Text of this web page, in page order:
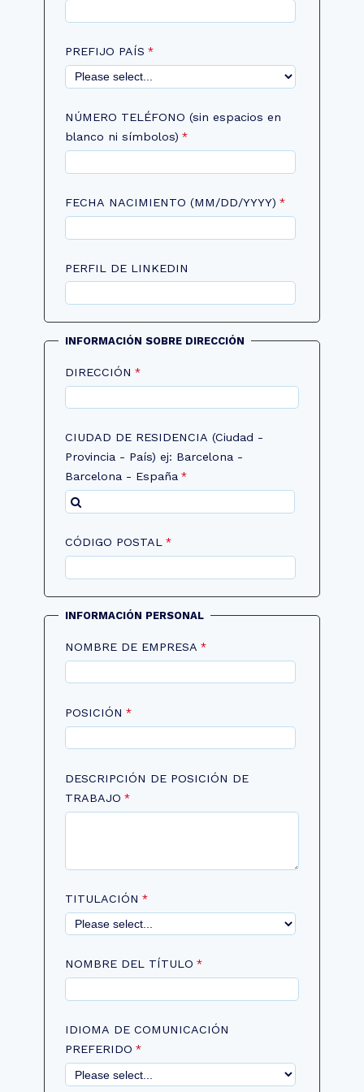
PREFIJO PAÍS
NÚMERO TELÉFONO (sin espacios en
blanco ni símbolos)
FECHA NACIMIENTO (MM/DD/YYYY)
PERFIL DE LINKEDIN
INFORMACIÓN SOBRE DIRECCIÓN
DIRECCIÓN
CIUDAD DE RESIDENCIA (Ciudad -
Provincia - País) ej: Barcelona -
Barcelona - España
CÓDIGO POSTAL
INFORMACIÓN PERSONAL
NOMBRE DE EMPRESA
POSICIÓN
DESCRIPCIÓN DE POSICIÓN DE
TRABAJO
TITULACIÓN
NOMBRE DEL TÍTULO
IDIOMA DE COMUNICACIÓN
PREFERIDO